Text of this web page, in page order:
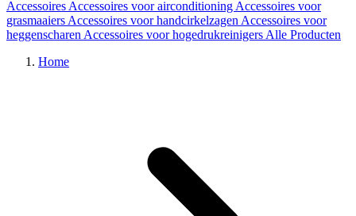
Accessoires Accessoires voor airconditioning Accessoires voor
grasmaaiers Accessoires voor handcirkelzagen Accessoires voor
heggenscharen Accessoires voor hogedrukreinigers Alle Producten
Home